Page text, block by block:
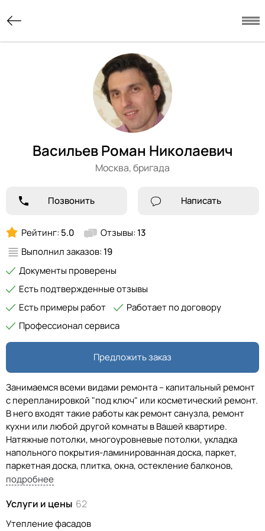
Васильев Роман Николаевич
Москва,бригада
Позвонить Написать
Рейтинг: 5.0 Отзывы: 13
Выполнил заказов: 19
Документы проверены
Есть подтвержденные отзывы
Есть примеры работ
Работает по договору
Профессионал сервиса
Предложить заказ
Занимаемся всеми видами ремонта – капитальный ремонт
с перепланировкой "под ключ" или косметический ремонт.
В него входят такие работы как ремонт санузла, ремонт
кухни или любой другой комнаты в Вашей квартире.
Натяжные потолки, многоуровневые потолки, укладка
напольного покрытия-ламинированная доска, паркет,
паркетная доска, плитка, окна, остекление балконов,
лоджий,установка кондиционера и так далее.
проект Вашего интерьера -от планировки до технических
чертежей с 3D визуализацией .
подробнее
Услуги и цены 62
Утепление фасадов